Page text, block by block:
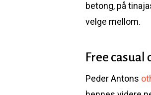
betong, på
velge mellom.
Free
Peder Antons